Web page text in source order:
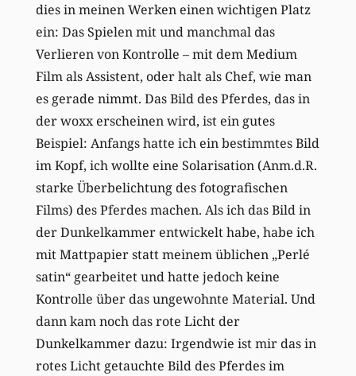
dies in meinen Werken einen wichtigen Platz
ein: Das Spielen mit und manchmal das
Verlieren von Kontrolle – mit dem Medium
Film als Assistent, oder halt als Chef, wie man
es gerade nimmt. Das Bild des Pferdes, das in
der woxx erscheinen wird, ist ein gutes
Beispiel: Anfangs hatte ich ein bestimmtes Bild
im Kopf, ich wollte eine Solarisation (Anm.d.R.
starke Überbelichtung des fotografischen
Films) des Pferdes machen. Als ich das Bild in
der Dunkelkammer entwickelt habe, habe ich
mit Mattpapier statt meinem üblichen „Perlé
satin“ gearbeitet und hatte jedoch keine
Kontrolle über das ungewohnte Material. Und
dann kam noch das rote Licht der
Dunkelkammer dazu: Irgendwie ist mir das in
rotes Licht getauchte Bild des Pferdes im